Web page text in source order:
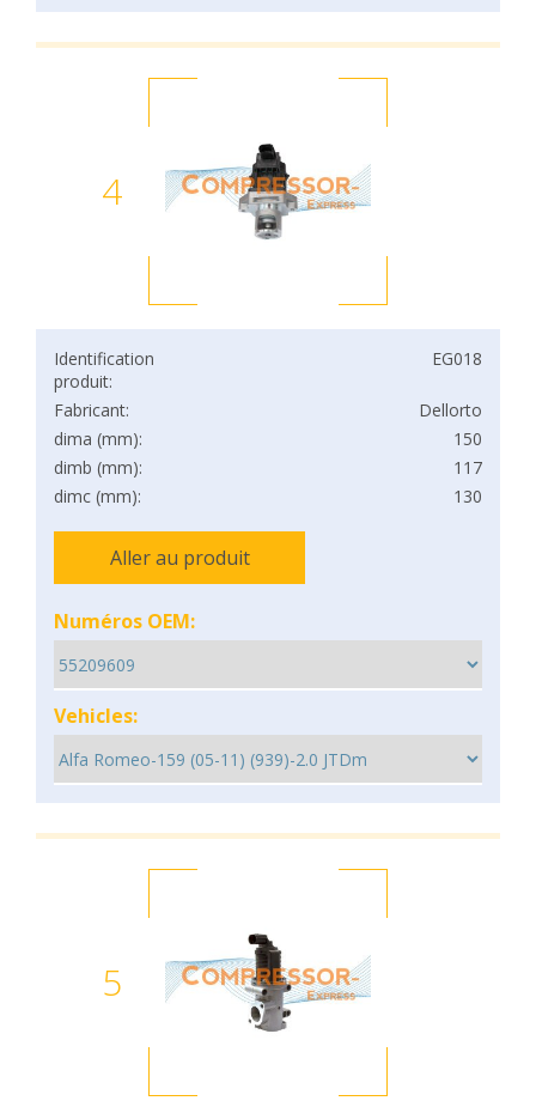
4
Identification
produit:
EG018
Fabricant:
Dellorto
dima (mm):
150
dimb (mm):
117
dimc (mm):
130
Aller au produit
Numéros OEM:
Vehicles:
5